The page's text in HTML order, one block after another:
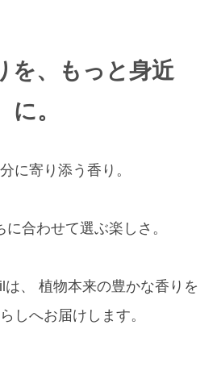
を、もっと身近
に。
に寄り添う香り。
合わせて選ぶ楽しさ。
、 植物本来の豊かな香りを
しへお届けします。